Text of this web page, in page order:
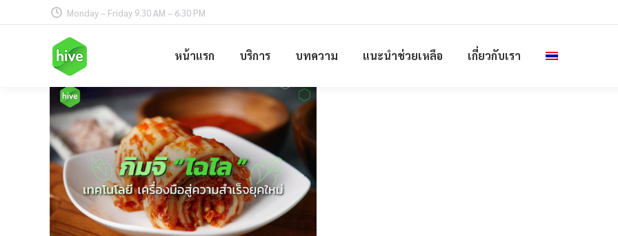
Monday – Friday 9.30 AM – 6.30 PM
หน้าแรก บริการ บทความ แนะนำช่วยเหลือ เกี่ยวกับเรา